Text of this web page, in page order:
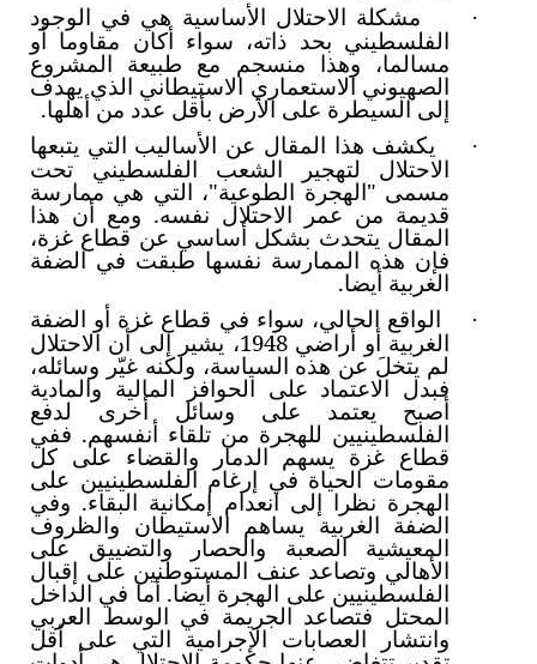
·
مشكلة الاحتلال الأساسية هي في الوجود
الفلسطيني بحد ذاته، سواء أكان مقاوما أو
مسالما، وهذا منسجم مع طبيعة المشروع
الصهيوني الاستعماري الاستيطاني الذي يهدف
إلى السيطرة على الأرض بأقل عدد من أهلها.
·
يكشف هذا المقال عن الأساليب التي يتبعها
الاحتلال لتهجير الشعب الفلسطيني تحت
مسمى "الهجرة الطوعية"، التي هي ممارسة
قديمة من عمر الاحتلال نفسه. ومع أن هذا
المقال يتحدث بشكل أساسي عن قطاع غزة،
فإن هذه الممارسة نفسها طبقت في الضفة
الغربية أيضا.
·
الواقع الحالي، سواء في قطاع غزة أو الضفة
الغربية أو أراضي 1948، يشير إلى أن الاحتلال
لم يتخلَ عن هذه السياسة، ولكنه غيّر وسائله،
فبدل الاعتماد على الحوافز المالية والمادية
أصبح يعتمد على وسائل أخرى لدفع
الفلسطينيين للهجرة من تلقاء أنفسهم. ففي
قطاع غزة يسهم الدمار والقضاء على كل
مقومات الحياة في إرغام الفلسطينيين على
الهجرة نظرا إلى انعدام إمكانية البقاء. وفي
الضفة الغربية يساهم الاستيطان والظروف
المعيشية الصعبة والحصار والتضييق على
الأهالي وتصاعد عنف المستوطنين على إقبال
الفلسطينيين على الهجرة أيضا. أما في الداخل
المحتل فتصاعد الجريمة في الوسط العربي
وانتشار العصابات الإجرامية التي على أقل